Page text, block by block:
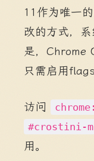
11作为唯一
改的方式，
是，Chrome
只需启用flags
访问
#crostini-
用。